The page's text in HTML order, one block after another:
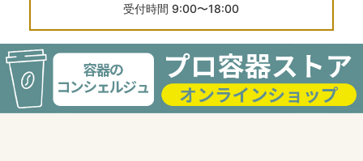
受付時間 9:00〜18:00
FAXでのお問い合せ
03-6277-8744